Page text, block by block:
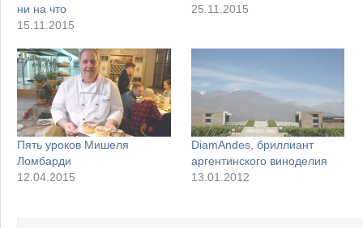
ни на что
15.11.2015
25.11.2015
Пять уроков Мишеля
Ломбарди
12.04.2015
DiamAndes, бриллиант
аргентинского виноделия
13.01.2012